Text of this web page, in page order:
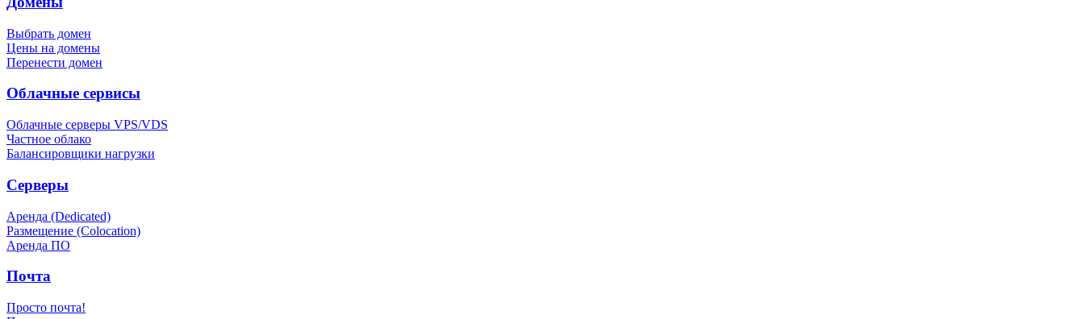
Выбрать домен
Цены на домены
Перенести домен
Облачные сервисы
Облачные серверы VPS/VDS
Частное облако
Балансировщики нагрузки
Серверы
Аренда (Dedicated)
Размещение (Colocation)
Аренда ПО
Почта
Просто почта!